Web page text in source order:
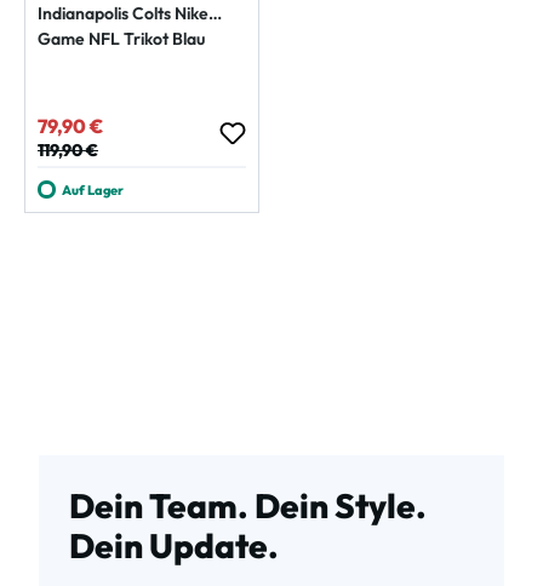
Indianapolis Colts Nike
Game NFL Trikot Blau
Verkaufspreis:
79,90 €
Regulärer Preis:
119,90 €
Auf Lager
Dein Team. Dein Style.
Dein Update.